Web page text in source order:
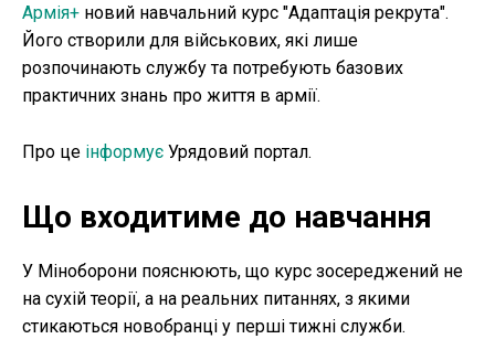
Армія+ новий навчальний курс "Адаптація рекрута".
Його створили для військових, які лише
розпочинають службу та потребують базових
практичних знань про життя в армії.
Про це інформує Урядовий портал.
Що входитиме до навчання
У Міноборони пояснюють, що курс зосереджений не
на сухій теорії, а на реальних питаннях, з якими
стикаються новобранці у перші тижні служби.